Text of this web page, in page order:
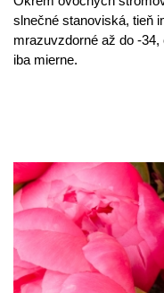
slnečné stanoviská, tieň
mrazuvzdorné až do -
iba mierne.